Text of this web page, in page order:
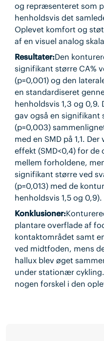
og repræsenteret som
henholdsvis det
Oplevet komfort og
af en visuel analog
Resultater:Den
signifikant større CA%
(p=0,001) og den
en standardiseret
henholdsvis 1,3 og 0,9.
gav også en signifikant
(p=0,003)
med en SMD på 1,1.
effekt (SMD<0,4) for
mellem forholdene,
signifikant større ved
(p=0,013) med de
henholdsvis 1,5 og 0,9).
Konklusioner:
plantare overflade af
kontaktområdet samt
ved midtfoden, mens
hallux blev øget
under stationær
nogen forskel i den